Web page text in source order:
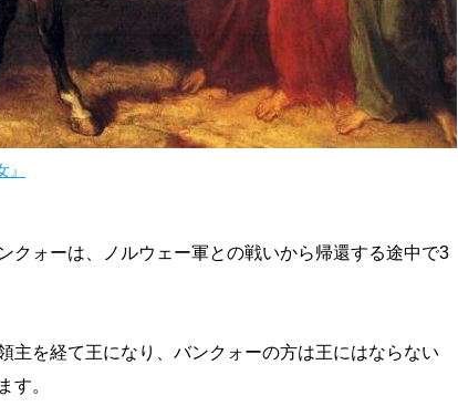
クォーは、ノルウェー軍との戦いから帰還する途中で3
主を経て王になり、バンクォーの方は王にはならない
す。